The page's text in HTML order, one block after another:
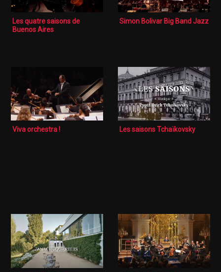
Les quatre saisons de
Buenos Aires
Simon Bolivar Big Band Jazz
Viva orchestra ! Les saisons Tchaïkovsky